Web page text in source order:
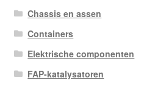
Chassis en assen
Containers
Elektrische componenten
FAP-katalysatoren